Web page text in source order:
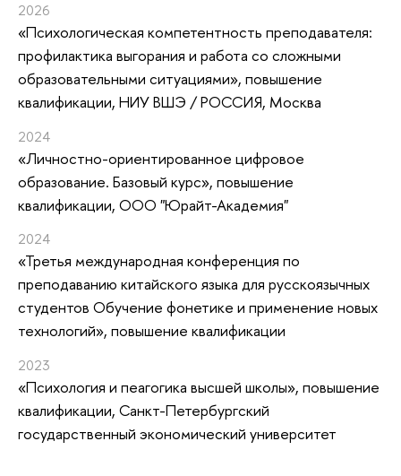
2026
«Психологическая компетентность преподавателя:
профилактика выгорания и работа со сложными
образовательными ситуациями», повышение
квалификации, НИУ ВШЭ / РОССИЯ, Москва
2024
«Личностно-ориентированное цифровое
образование. Базовый курс», повышение
квалификации, ООО "Юрайт-Академия"
2024
«Третья международная конференция по
преподаванию китайского языка для русскоязычных
студентов Обучение фонетике и применение новых
технологий», повышение квалификации
2023
«Психология и пеагогика высшей школы», повышение
квалификации, Санкт-Петербургский
государственный экономический университет